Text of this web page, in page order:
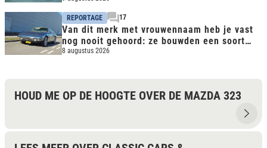
REPORTAGE 17
Van dit merk met vrouwennaam heb je vast
nog nooit gehoord: ze bouwden een soort
CLS avant la lettre
8 augustus 2026
HOUD ME OP DE HOOGTE OVER DE MAZDA 323